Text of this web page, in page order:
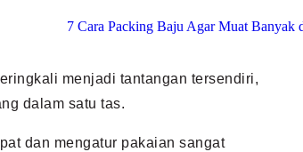
menjadi tantangan tersendiri,
dalam satu tas.
dan mengatur pakaian sangat